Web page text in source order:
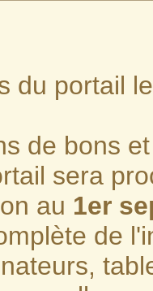
du portail
de bons
sera
au 1er
de